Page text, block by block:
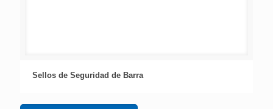
Sellos de Seguridad de Barra